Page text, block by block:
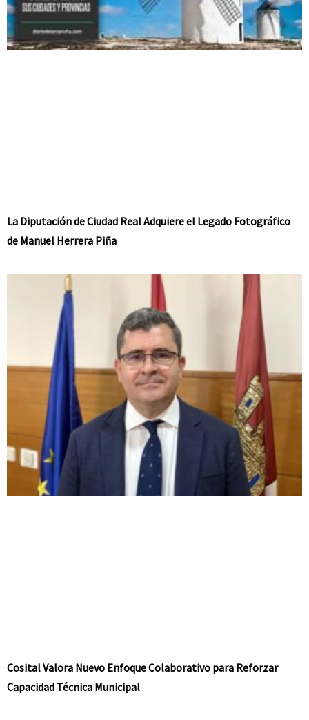
La Diputación de Ciudad Real Adquiere el Legado Fotográfico
de Manuel Herrera Piña
Cosital Valora Nuevo Enfoque Colaborativo para Reforzar
Capacidad Técnica Municipal